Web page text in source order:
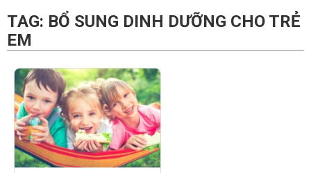
TAG: BỔ SUNG DINH DƯỠNG CHO TRẺ
EM